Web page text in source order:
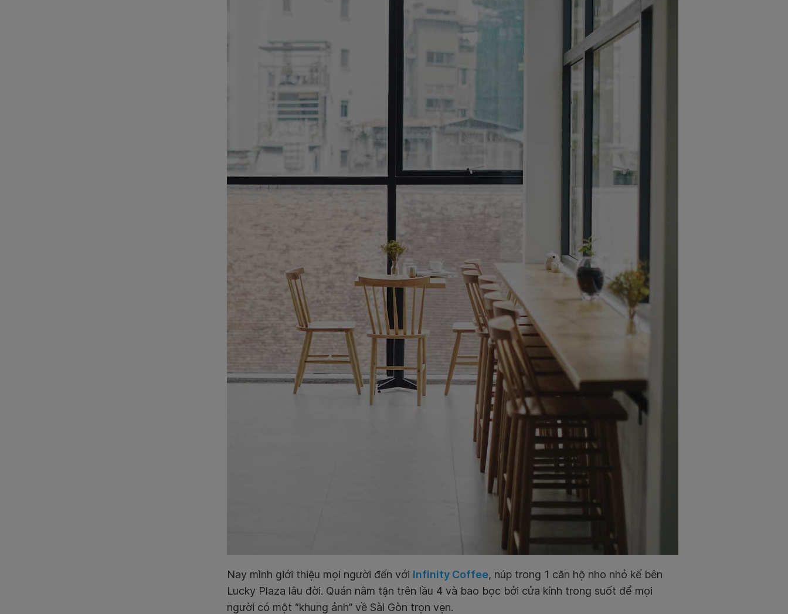
Nay mình giới thiệu mọi người đến với Infinity Coffee, núp trong 1 căn hộ nho nhỏ kế bên
Lucky Plaza lâu đời. Quán nằm tận trên lầu 4 và bao bọc bởi cửa kính trong suốt để mọi
người có một “khung ảnh” về Sài Gòn trọn vẹn.